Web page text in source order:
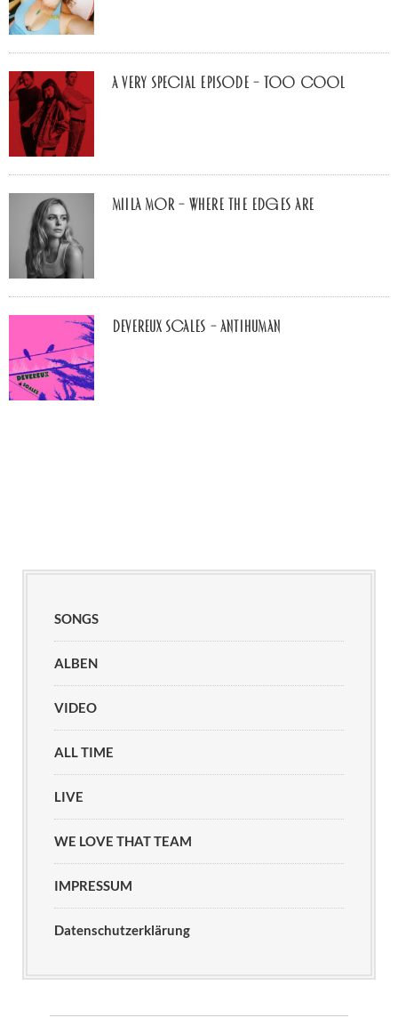
A Very Special Episode – Too Cool
Miila Mor – Where The Edges Are
Devereux Scales – Antihuman
SONGS
ALBEN
VIDEO
ALL TIME
LIVE
WE LOVE THAT TEAM
IMPRESSUM
Datenschutzerklärung